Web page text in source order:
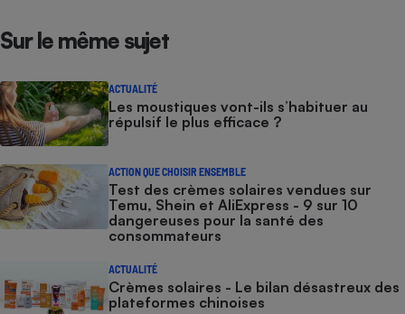
Sur le même sujet
ACTUALITÉ
Les moustiques vont-ils s’habituer au
répulsif le plus efficace ?
ACTION QUE CHOISIR ENSEMBLE
Test des crèmes solaires vendues sur
Temu, Shein et AliExpress - 9 sur 10
dangereuses pour la santé des
consommateurs
ACTUALITÉ
Crèmes solaires - Le bilan désastreux des
plateformes chinoises